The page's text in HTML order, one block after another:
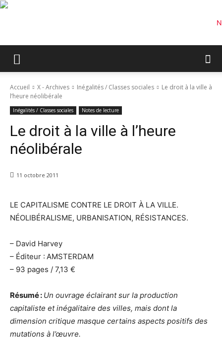
Accueil X - Archives Inégalités / Classes sociales
Le droit à la ville à
l’heure néolibérale
Inégalités / Classes sociales Notes de lecture
Le droit à la ville à l’heure
néolibérale
11 octobre 2011
LE CAPITALISME CONTRE LE DROIT À LA VILLE.
NÉOLIBÉRALISME, URBANISATION, RÉSISTANCES.
– David Harvey
– Éditeur : AMSTERDAM
– 93 pages / 7,13 €
Résumé : Un ouvrage éclairant sur la production
capitaliste et inégalitaire des villes, mais dont la
dimension critique masque certains aspects positifs des
mutations à l’œuvre.